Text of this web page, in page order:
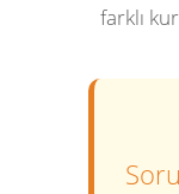
farklı